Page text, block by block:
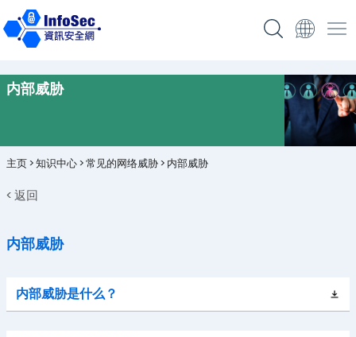
内部威胁
主页>知识中心>常见的网络威胁> 内部威胁
< 返回
内部威胁
内部威胁是什么？